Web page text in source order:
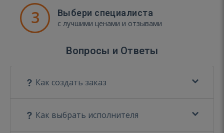
3 Выбери специалиста
с лучшими ценами и отзывами
Вопросы и Ответы
Как создать заказ
Как выбрать исполнителя